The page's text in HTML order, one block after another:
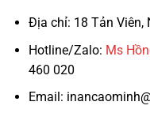
Địa chỉ: 18 Tản Viên,
Hotline/Zalo: Ms
460 020
Email: